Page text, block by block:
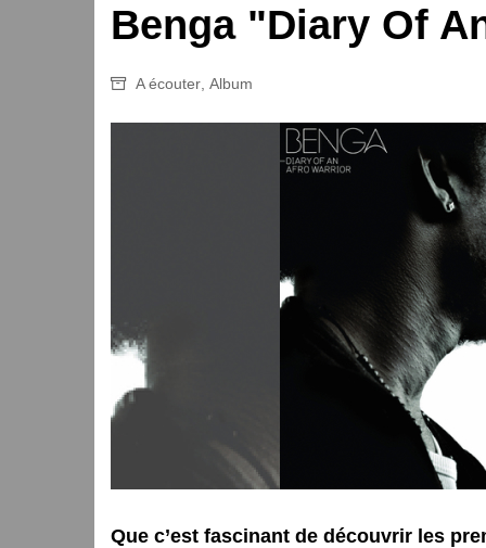
Benga "Diary Of
A écouter Album
Que c’est fascinant de découvrir les